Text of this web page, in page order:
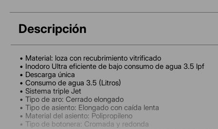
Descripción
• Material: loza con recubrimiento vitrificado
• Inodoro Ultra eficiente de bajo consumo de agua 3.5 lpf
• Descarga única
• Consumo de agua 3.5 (Litros)
• Sistema triple Jet
• Tipo de aro: Cerrado elongado
• Tipo de asiento: Elongado con caída lenta
• Material del asiento: Polipropileno
• Tipo de botonera: Cromada y redonda